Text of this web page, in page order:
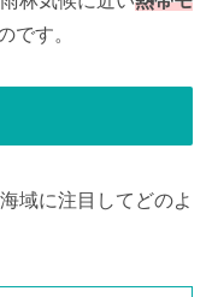
です。
域に注目してどのよ